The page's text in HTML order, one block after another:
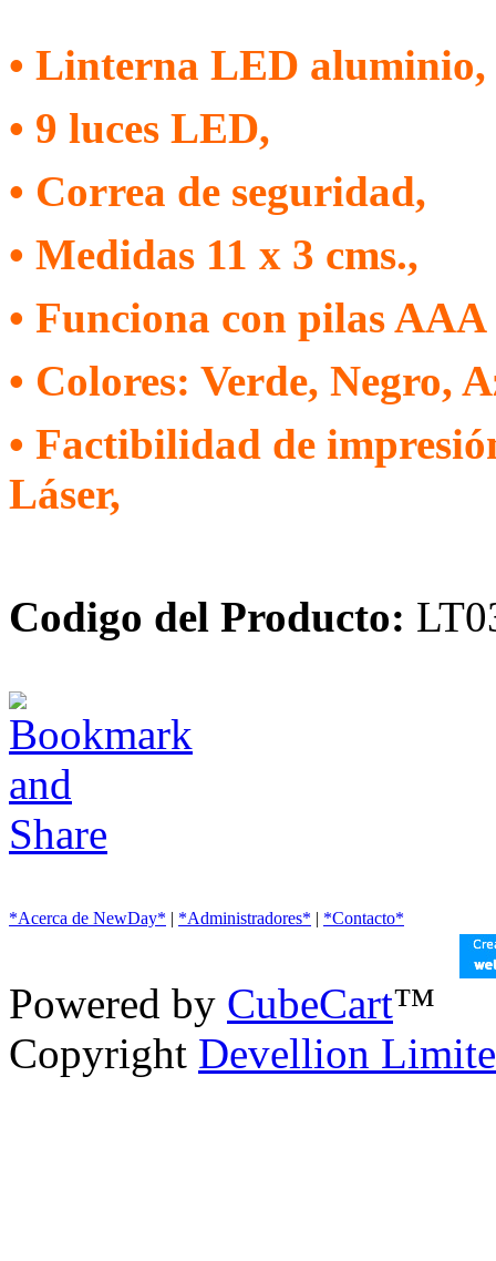
• Linterna LED aluminio,
• 9 luces LED,
• Correa de seguridad,
• Medidas 11 x 3 cms.,
• Funciona con pilas
• Colores: Verde, Negro,
• Factibilidad de
Láser,
Codigo del Producto:
*Acerca de NewDay* | *Administradores* | *Contacto*
Powered by CubeCart™
Copyright Devellion